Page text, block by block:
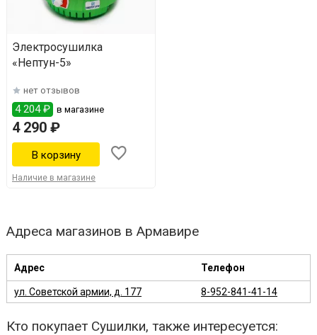
Электросушилка
«Нептун-5»
нет отзывов
4 204 ₽ в магазине
4 290 ₽
Наличие в магазине
Адреса магазинов в Армавире
Адрес Телефон
ул. Советской армии, д. 177 8-952-841-41-14
Кто покупает Сушилки, также интересуется: